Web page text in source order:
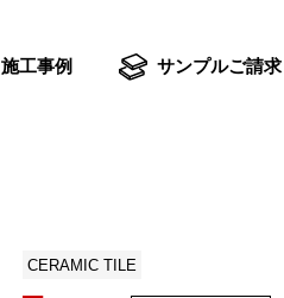
施工事例 サンプルご請求
CERAMIC TILE